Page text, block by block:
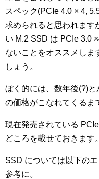
スペック(PCIe 4.0 × 4,
求められると思われます
い M.2 SSD は PCIe 3.0
ないことをオススメしま
しょう。
ぼく的には、数年後(?)
の価格がこなれてくるま
現在発売されている
どころを載せておきます。
SSD については以下の
参考に。